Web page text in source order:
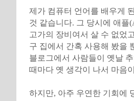
제가 컴퓨터 언어를 배우게
것 같습니다. 그 당시에 애플
고가의 장비여서 살 수 없었
구 집에서 간혹 사용해 봤을
블로그에서 사람들이 옛날
때마다 옛 생각이 나서 마음
하지만, 아주 우연한 기회에